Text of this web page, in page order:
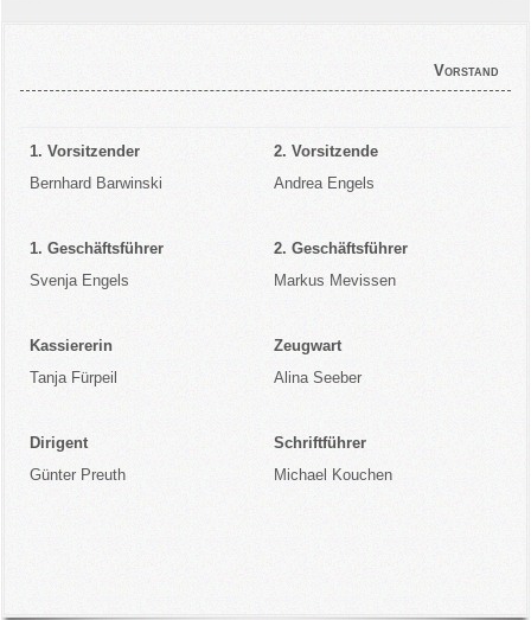
Vorstand
1. Vorsitzender
Bernhard Barwinski
2. Vorsitzende
Andrea Engels
1. Geschäftsführer
Svenja Engels
2. Geschäftsführer
Markus Mevissen
Kassiererin
Tanja Fürpeil
Zeugwart
Alina Seeber
Dirigent
Günter Preuth
Schriftführer
Michael Kouchen